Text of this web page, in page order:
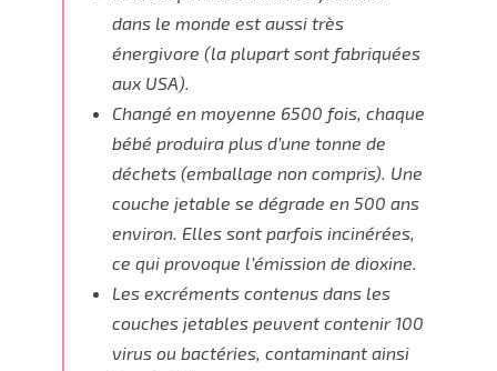
dans le monde est aussi très
énergivore (la plupart sont fabriquées
aux USA).
Changé en moyenne 6500 fois, chaque
bébé produira plus d’une tonne de
déchets (emballage non compris). Une
couche jetable se dégrade en 500 ans
environ. Elles sont parfois incinérées,
ce qui provoque l’émission de dioxine.
Les excréments contenus dans les
couches jetables peuvent contenir 100
virus ou bactéries, contaminant ainsi